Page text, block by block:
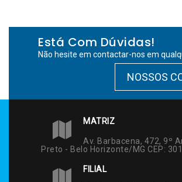
Está Com Dúvidas!
Não hesite em contactar-nos em
NOSSOS
MATRIZ
Av. Barbacena, 472, 9º
Preto - Belo Horizonte/MG CEP:
FILIAL